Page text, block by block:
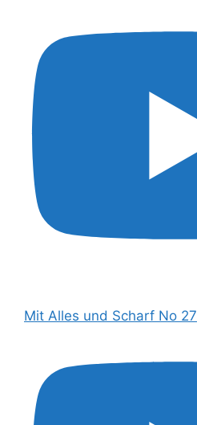
Mit Alles und Scharf No 27